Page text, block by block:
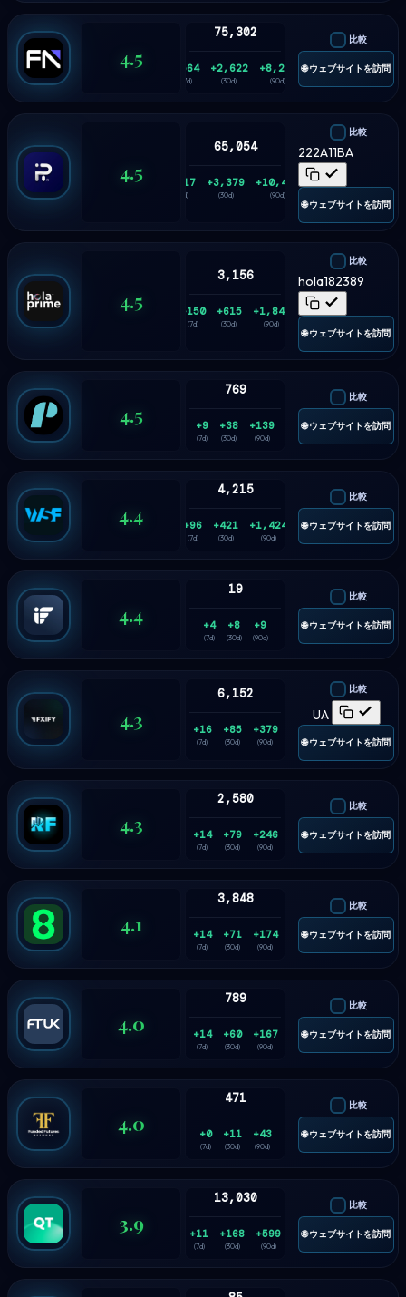
4.5
75,302
+564
(7d)
+2,622
(30d)
+8,206
(90d)
比較
🌐 ウェブサイトを訪問
4.5
65,054
+817
(7d)
+3,379
(30d)
+10,475
(90d)
比較
222A11BA
🌐 ウェブサイトを訪問
4.5
3,156
+150
(7d)
+615
(30d)
+1,848
(90d)
比較
hola182389
🌐 ウェブサイトを訪問
4.5
769
+9
(7d)
+38
(30d)
+139
(90d)
比較
🌐 ウェブサイトを訪問
4.4
4,215
+96
(7d)
+421
(30d)
+1,424
(90d)
比較
🌐 ウェブサイトを訪問
4.4
19
+4
(7d)
+8
(30d)
+9
(90d)
比較
🌐 ウェブサイトを訪問
4.3
6,152
+16
(7d)
+85
(30d)
+379
(90d)
比較
UA
🌐 ウェブサイトを訪問
4.3
2,580
+14
(7d)
+79
(30d)
+246
(90d)
比較
🌐 ウェブサイトを訪問
4.1
3,848
+14
(7d)
+71
(30d)
+174
(90d)
比較
🌐 ウェブサイトを訪問
4.0
789
+14
(7d)
+60
(30d)
+167
(90d)
比較
🌐 ウェブサイトを訪問
4.0
471
+0
(7d)
+11
(30d)
+43
(90d)
比較
🌐 ウェブサイトを訪問
3.9
13,030
+11
(7d)
+168
(30d)
+599
(90d)
比較
🌐 ウェブサイトを訪問